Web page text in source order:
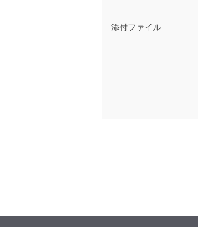
添付ファイル